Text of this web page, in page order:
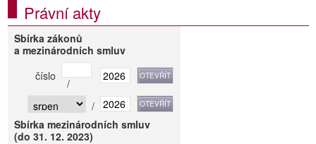
Právní akty
Sbírka zákonů
a mezinárodních smluv
číslo
/
/
Sbírka mezinárodních smluv
(do 31. 12. 2023)